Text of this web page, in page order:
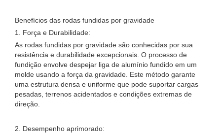
Benefícios das rodas fundidas por gravidade
1. Força e Durabilidade:
As rodas fundidas por gravidade são conhecidas por sua
resistência e durabilidade excepcionais. O processo de
fundição envolve despejar liga de alumínio fundido em um
molde usando a força da gravidade. Este método garante
uma estrutura densa e uniforme que pode suportar cargas
pesadas, terrenos acidentados e condições extremas de
direção.
2. Desempenho aprimorado: